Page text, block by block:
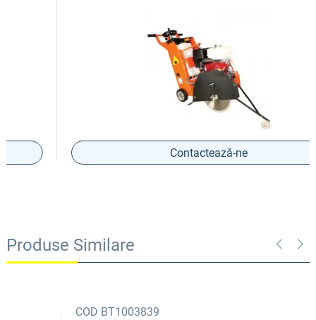
Contactează-ne
Produse Similare
COD BT1003839